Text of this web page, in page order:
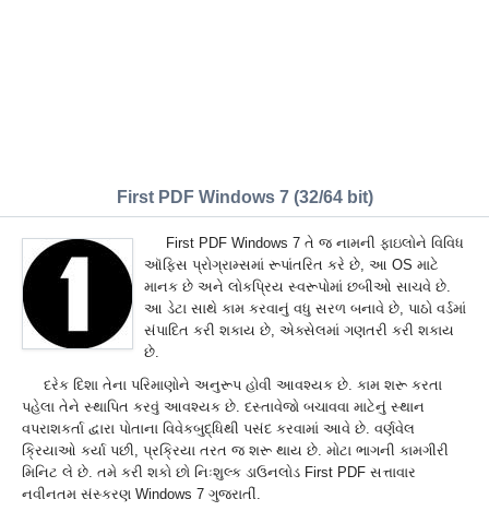
First PDF Windows 7 (32/64 bit)
First PDF Windows 7 તે જ નામની ફાઇલોને વિવિધ
ઑફિસ પ્રોગ્રામ્સમાં રૂપાંતરિત કરે છે, આ OS માટે
માનક છે અને લોકપ્રિય સ્વરૂપોમાં છબીઓ સાચવે છે.
આ ડેટા સાથે કામ કરવાનું વધુ સરળ બનાવે છે, પાઠો વર્ડમાં
સંપાદિત કરી શકાય છે, એક્સેલમાં ગણતરી કરી શકાય
છે.
દરેક દિશા તેના પરિમાણોને અનુરૂપ હોવી આવશ્યક છે. કામ શરૂ કરતા
પહેલા તેને સ્થાપિત કરવું આવશ્યક છે. દસ્તાવેજો બચાવવા માટેનું સ્થાન
વપરાશકર્તા દ્વારા પોતાના વિવેકબુદ્ધિથી પસંદ કરવામાં આવે છે. વર્ણવેલ
ક્રિયાઓ કર્યા પછી, પ્રક્રિયા તરત જ શરૂ થાય છે. મોટા ભાગની કામગીરી
મિનિટ લે છે. તમે કરી શકો છો નિઃશુલ્ક ડાઉનલોડ First PDF સત્તાવાર
નવીનતમ સંસ્કરણ Windows 7 ગુજરાતીં.